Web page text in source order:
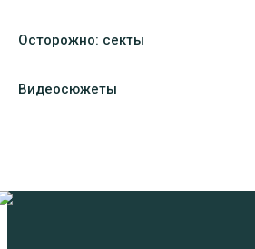
Осторожно: секты
Видеосюжеты